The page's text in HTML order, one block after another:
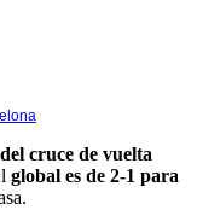
cruce de vuelta
global es de 2-1 para